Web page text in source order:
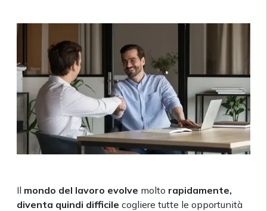
Il mondo del lavoro evolve molto rapidamente,
diventa quindi difficile cogliere tutte le opportunità